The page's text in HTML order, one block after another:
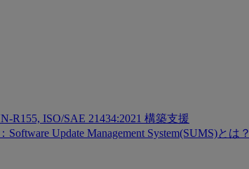
R155, ISO/SAE 21434:2021 構築支援
Update Management System(SUMS)とは？